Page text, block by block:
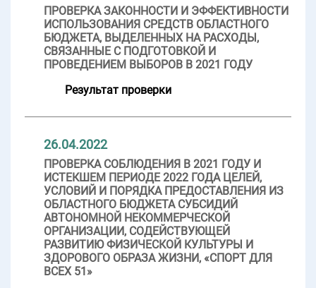
ПРОВЕРКА ЗАКОННОСТИ И ЭФФЕКТИВНОСТИ
ИСПОЛЬЗОВАНИЯ СРЕДСТВ ОБЛАСТНОГО
БЮДЖЕТА, ВЫДЕЛЕННЫХ НА РАСХОДЫ,
СВЯЗАННЫЕ С ПОДГОТОВКОЙ И
ПРОВЕДЕНИЕМ ВЫБОРОВ В 2021 ГОДУ
Результат проверки
26.04.2022
ПРОВЕРКА СОБЛЮДЕНИЯ В 2021 ГОДУ И
ИСТЕКШЕМ ПЕРИОДЕ 2022 ГОДА ЦЕЛЕЙ,
УСЛОВИЙ И ПОРЯДКА ПРЕДОСТАВЛЕНИЯ ИЗ
ОБЛАСТНОГО БЮДЖЕТА СУБСИДИЙ
АВТОНОМНОЙ НЕКОММЕРЧЕСКОЙ
ОРГАНИЗАЦИИ, СОДЕЙСТВУЮЩЕЙ
РАЗВИТИЮ ФИЗИЧЕСКОЙ КУЛЬТУРЫ И
ЗДОРОВОГО ОБРАЗА ЖИЗНИ, «СПОРТ ДЛЯ
ВСЕХ 51»